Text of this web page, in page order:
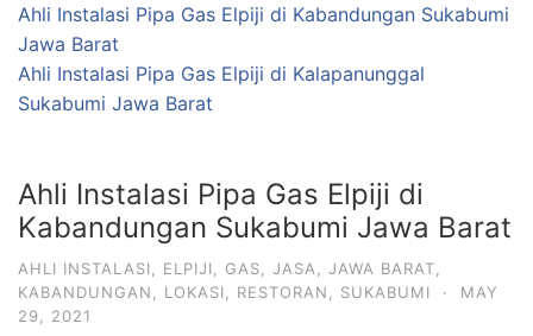
Ahli Instalasi Pipa Gas Elpiji di Kabandungan Sukabumi
Jawa Barat
Ahli Instalasi Pipa Gas Elpiji di Kalapanunggal
Sukabumi Jawa Barat
Ahli Instalasi Pipa Gas Elpiji di
Kabandungan Sukabumi Jawa Barat
AHLI INSTALASI ELPIJI GAS JASA JAWA BARAT
KABANDUNGAN
LOKASI RESTORAN SUKABUMI ·
MAY
29, 2021